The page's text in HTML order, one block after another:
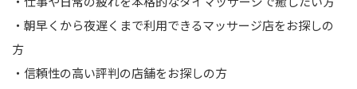
・朝早くから夜遅くまで利用できるマッサージ店をお探しの
方
・信頼性の高い評判の店舗をお探しの方